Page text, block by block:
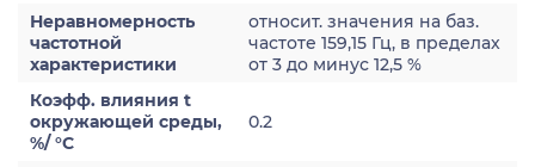
Неравномерность
частотной
характеристики
относит. значения на баз.
частоте 159,15 Гц, в пределах
от 3 до минус 12,5 %
Коэфф. влияния t
окружающей среды,
%/ °С
0.2